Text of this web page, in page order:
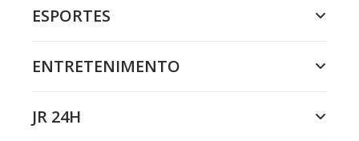
ESPORTES
ENTRETENIMENTO
JR 24H